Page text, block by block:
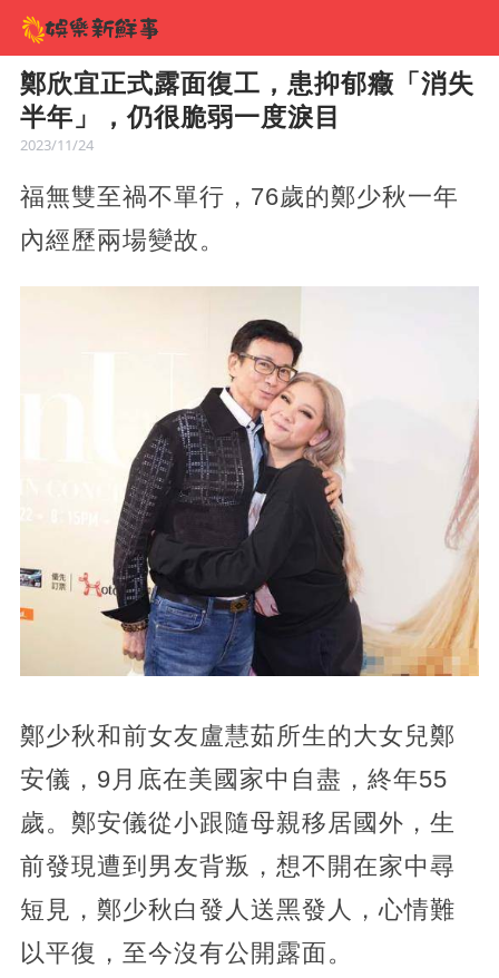
鄭欣宜正式露面復工，患抑郁癥「消失
半年」，仍很脆弱一度淚目
2023/11/24
福無雙至禍不單行，76歲的鄭少秋一年
內經歷兩場變故。
鄭少秋和前女友盧慧茹所生的大女兒鄭
安儀，9月底在美國家中自盡，終年55
歲。鄭安儀從小跟隨母親移居國外，生
前發現遭到男友背叛，想不開在家中尋
短見，鄭少秋白發人送黑發人，心情難
以平復，至今沒有公開露面。